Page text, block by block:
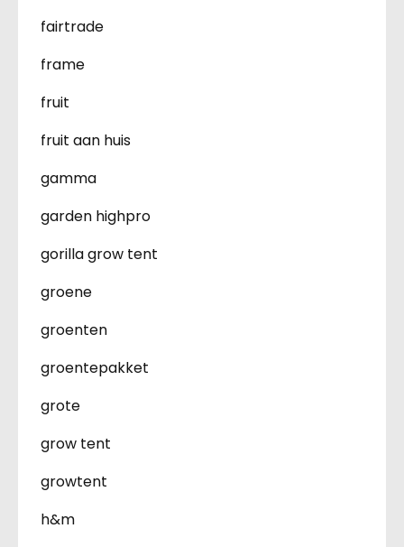
fairtrade
frame
fruit
fruit aan huis
gamma
garden highpro
gorilla grow tent
groene
groenten
groentepakket
grote
grow tent
growtent
h&m